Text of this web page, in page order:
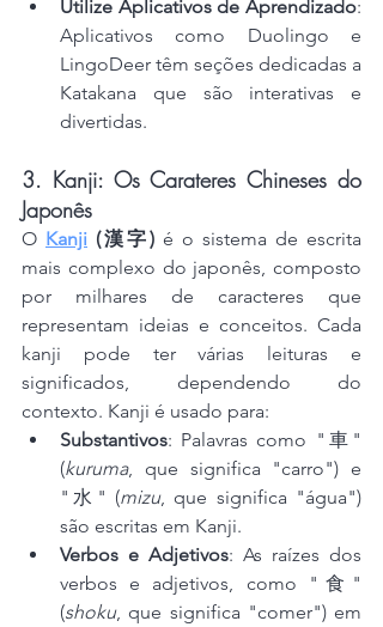
Utilize Aplicativos de Aprendizado:
Aplicativos como Duolingo e
LingoDeer têm seções dedicadas a
Katakana que são interativas e
divertidas.
3. Kanji: Os Carateres Chineses do
Japonês
O Kanji (漢字) é o sistema de escrita
mais complexo do japonês, composto
por milhares de caracteres que
representam ideias e conceitos. Cada
kanji pode ter várias leituras e
significados, dependendo do
contexto. Kanji é usado para:
Substantivos: Palavras como "車"
(kuruma, que significa "carro") e
"水" (mizu, que significa "água")
são escritas em Kanji.
Verbos e Adjetivos: As raízes dos
verbos e adjetivos, como "食"
(shoku, que significa "comer") em